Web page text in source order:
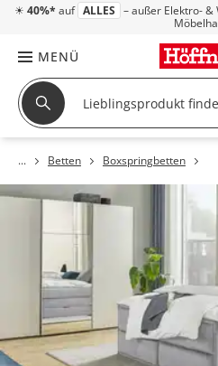
☀ 40%* auf ALLES – außer Elektro-
MENÜ
Betten Boxspringbetten